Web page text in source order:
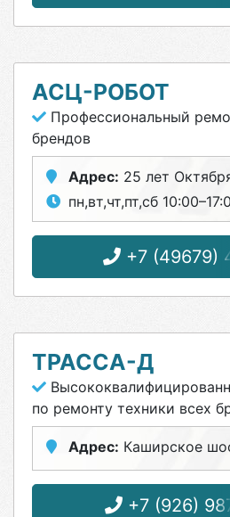
АСЦ-РОБОТ
Профессиональный
брендов
Адрес: 25 лет
пн,вт,чт,пт,сб
+7 (49679)
ТРАССА-Д
по ремонту техники всех
Адрес: Каширское
+7 (926)